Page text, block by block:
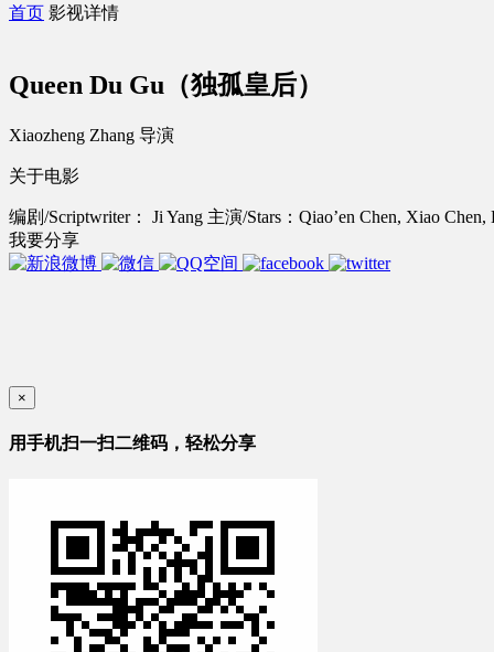
首页 影视详情
Queen Du Gu（独孤皇后）
Xiaozheng Zhang 导演
关于电影
编剧/Scriptwriter： Ji Yang 主演/Stars：Qiao’en Chen, Xiao
我要分享
×
用手机扫一扫二维码，轻松分享